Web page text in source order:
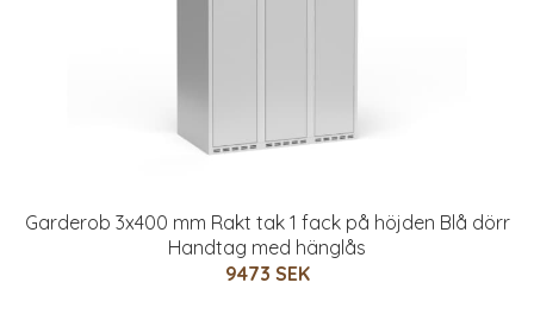
Garderob 3x400 mm Rakt tak 1 fack på höjden Blå dörr
Handtag med hänglås
9473 SEK